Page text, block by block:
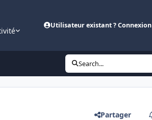
Utilisateur existant ? Connexion
Search...
Partager